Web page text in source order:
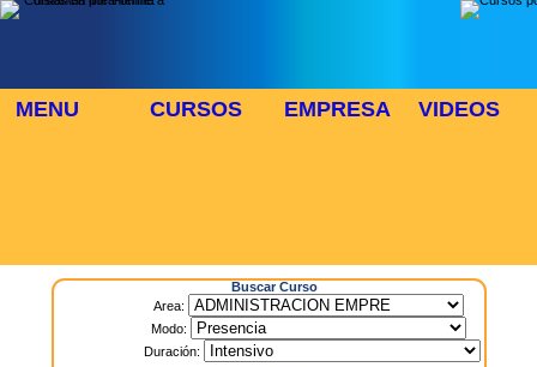
MENU CURSOS EMPRESA VIDEOS
Buscar Curso
Area:
Modo:
Duración: